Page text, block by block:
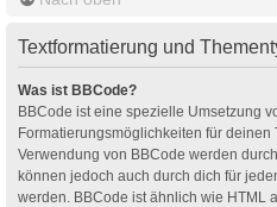
Textformatierung und
Was ist BBCode?
BBCode ist eine spezielle Umsetzung
Formatierungsmöglichkeiten für deinen
Verwendung von BBCode werden
können jedoch auch durch dich für
werden. BBCode ist ähnlich wie HTML